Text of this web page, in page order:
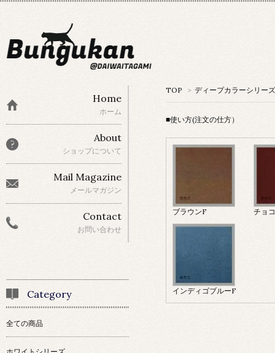
TOP > ディープカラーシリーズ
■使い方(注文の仕方）
ブラウンF チョ
インディゴブルーF
Home
ホーム
About
ショップについて
Mail Magazine
メールマガジン
Contact
お問い合わせ
Category
全ての商品